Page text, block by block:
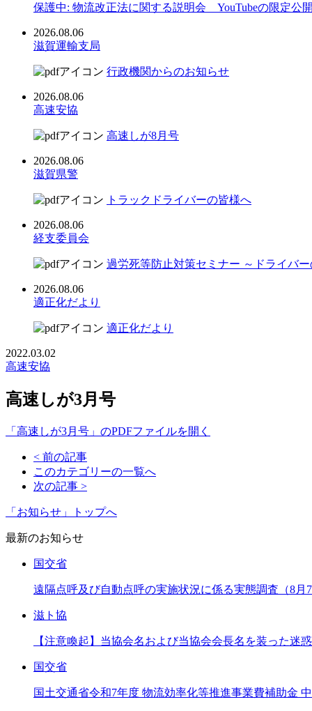
保護中: 物流改正法に関する説明会 YouTubeの限定公
2026.08.06
滋賀運輸支局
行政機関からのお知らせ
2026.08.06
高速安協
高速しが8月号
2026.08.06
滋賀県警
トラックドライバーの皆様へ
2026.08.06
経支委員会
過労死等防止対策セミナー ～ドライバ
2026.08.06
適正化だより
適正化だより
2022.03.02
高速安協
高速しが3月号
「高速しが3月号」のPDFファイルを開く
< 前の記事
このカテゴリーの一覧へ
次の記事 >
「お知らせ」トップへ
最新のお知らせ
国交省
遠隔点呼及び自動点呼の実施状況に係る実態調査（8月7
滋ト協
【注意喚起】当協会名および当協会会長名を装った迷
国交省
国土交通省令和7年度 物流効率化等推進事業費補助金